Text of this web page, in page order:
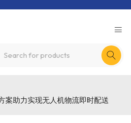
案助力实现无人机物流即时配送